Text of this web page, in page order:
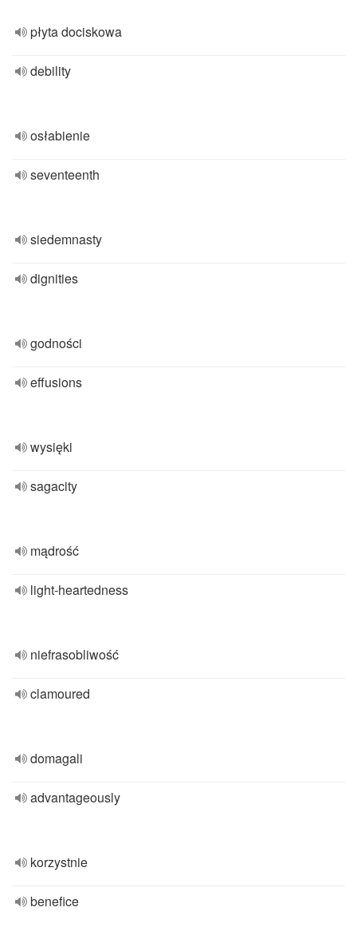
płyta dociskowa
debility
osłabienie
seventeenth
siedemnasty
dignities
godności
effusions
wysięki
sagacity
mądrość
light-heartedness
niefrasobliwość
clamoured
domagali
advantageously
korzystnie
benefice